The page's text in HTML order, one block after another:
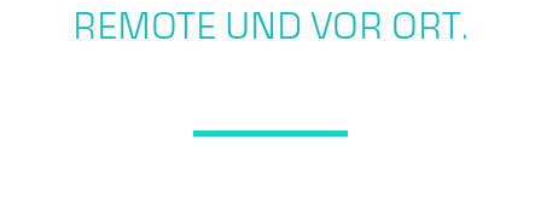
REMOTE UND VOR ORT.